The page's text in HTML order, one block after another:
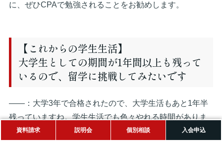
に、ぜひCPAで勉強されることをお勧めします。
【これからの学生生活】
大学生としての期間が1年間以上も残って
いるので、留学に挑戦してみたいです
――：大学3年で合格されたので、大学生活もあと1年半
残っていますね。学生生活でも色々やれる時間がありま
すが、大学生中にチャレンジしたいことってあります
資料請求 説明会 個別相談 入会申込